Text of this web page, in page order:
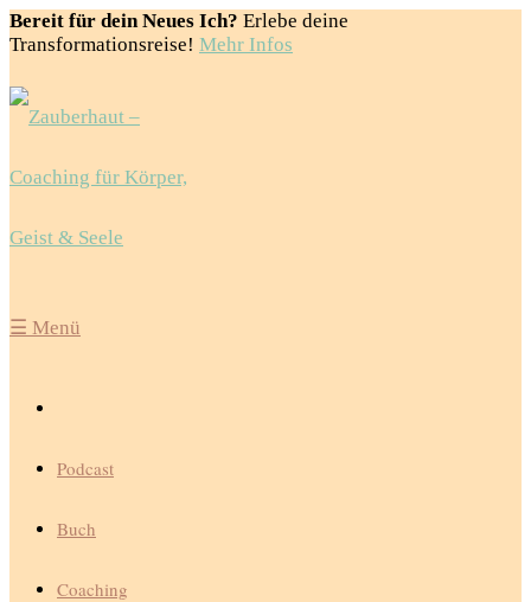
Bereit für dein Neues Ich? Erlebe deine
Transformationsreise! Mehr Infos
☰ Menü
Podcast
Buch
Coaching